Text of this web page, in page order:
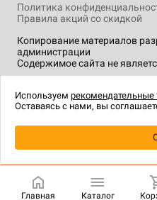
Копирование материалов
администрации
Содержимое сайта не
Политика
Правила акций со скидкой
технологии.
Главная Каталог
Используем рекомендательные
Оставаясь с нами, вы